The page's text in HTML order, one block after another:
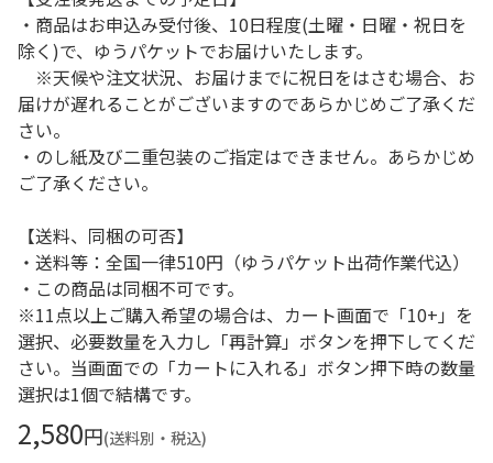
・商品はお申込み受付後、10日程度(土曜・日曜・祝日を
除く)で、ゆうパケットでお届けいたします。
※天候や注文状況、お届けまでに祝日をはさむ場合、お
届けが遅れることがございますのであらかじめご了承くだ
さい。
・のし紙及び二重包装のご指定はできません。あらかじめ
ご了承ください。
【送料、同梱の可否】
・送料等：全国一律510円（ゆうパケット出荷作業代込）
・この商品は同梱不可です。
※11点以上ご購入希望の場合は、カート画面で「10+」を
選択、必要数量を入力し「再計算」ボタンを押下してくだ
さい。当画面での「カートに入れる」ボタン押下時の数量
選択は1個で結構です。
2,580円(送料別・税込)